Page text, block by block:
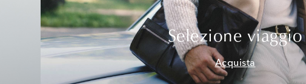
Selezione viaggio
Acquista